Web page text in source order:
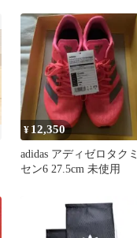
¥ 12,350
adidas アディゼロタクミ
セン6 27.5cm 未使用